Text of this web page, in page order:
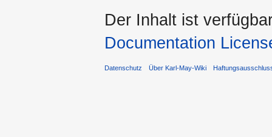
Der Inhalt ist
Documentation
Datenschutz Über Karl-May-Wiki